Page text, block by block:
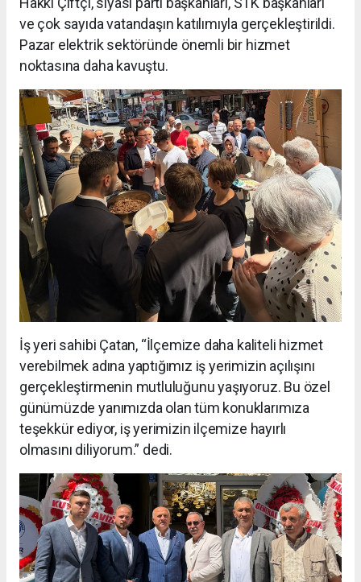
ve çok sayıda vatandaşın katılımıyla gerçekleştirildi.
Pazar elektrik sektöründe önemli bir hizmet
noktasına daha kavuştu.
İş yeri sahibi Çatan, “İlçemize daha kaliteli hizmet
verebilmek adına yaptığımız iş yerimizin açılışını
gerçekleştirmenin mutluluğunu yaşıyoruz. Bu özel
günümüzde yanımızda olan tüm konuklarımıza
teşekkür ediyor, iş yerimizin ilçemize hayırlı
olmasını diliyorum.” dedi.